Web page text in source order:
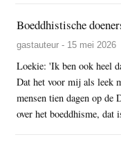
Boeddhistische
gastauteur - 15 mei 2026
Loekie: 'Ik ben ook heel
Dat het voor mij als leek
mensen tien dagen op de
over het boeddhisme, dat